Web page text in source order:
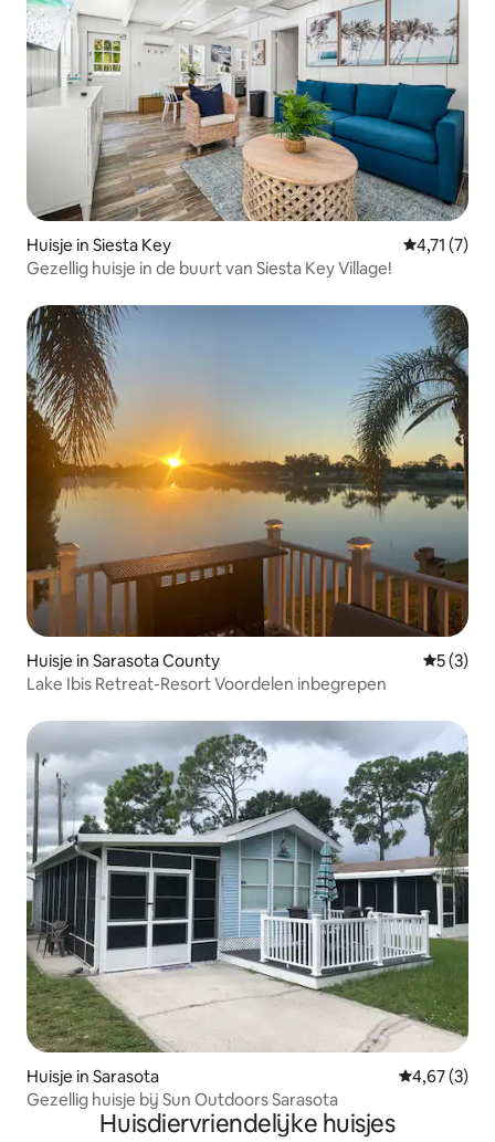
Huisje in Siesta Key
4,71 (7)
Gezellig huisje in de buurt van Siesta Key Village!
Huisje in Sarasota County
5 (3)
Lake Ibis Retreat-Resort Voordelen inbegrepen
Huisje in Sarasota
4,67 (3)
Gezellig huisje bij Sun Outdoors Sarasota
Huisdiervriendelijke huisjes